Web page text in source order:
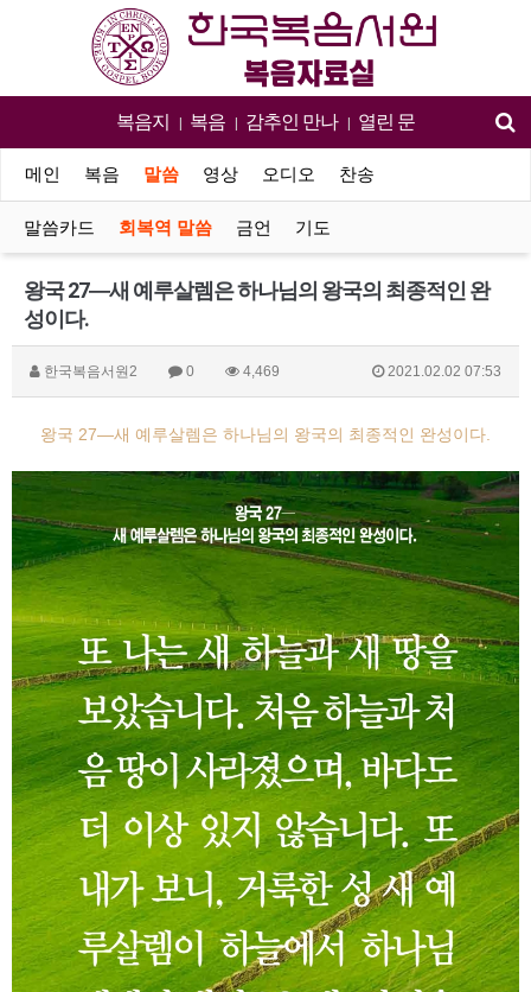
복음지 | 복음 | 감추인 만나 | 열린 문
메인 복음 말씀 영상 오디오 찬송
말씀카드 회복역 말씀 금언 기도
왕국 27―새 예루살렘은 하나님의 왕국의 최종적인 완
성이다.
한국복음서원2 0 4,469 2021.02.02 07:53
왕국 27―새 예루살렘은 하나님의 왕국의 최종적인 완성이다.